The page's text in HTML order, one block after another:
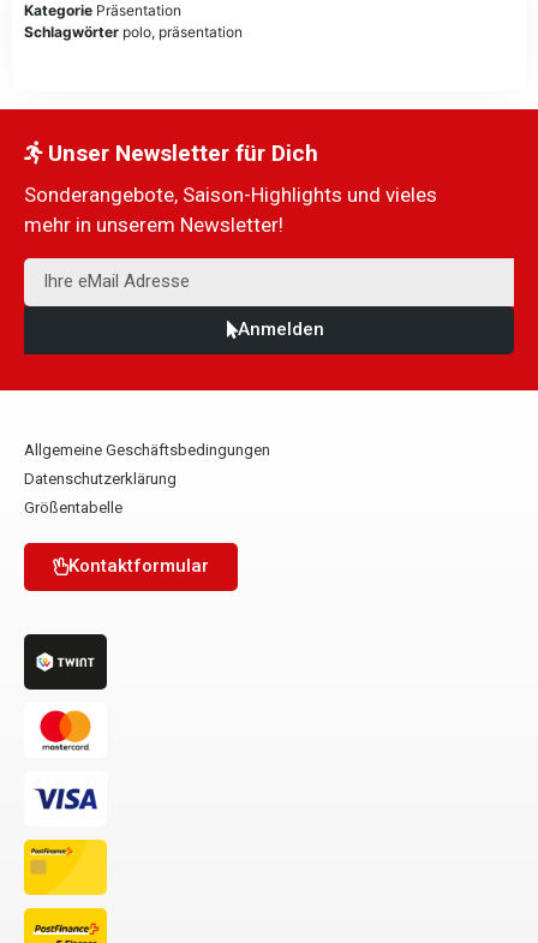
Kategorie Präsentation
Schlagwörter polo, präsentation
Unser Newsletter für Dich
Sonderangebote, Saison-Highlights und vieles
mehr in unserem Newsletter!
Anmelden
Allgemeine Geschäftsbedingungen
Datenschutzerklärung
Größentabelle
Kontaktformular